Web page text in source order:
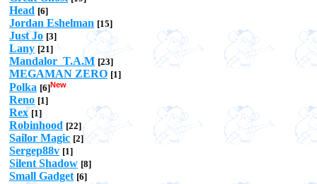
Head [6]
Jordan Eshelman [15]
Just Jo [3]
Lany [21]
Mandalor_T.A.M [23]
MEGAMAN ZERO [1]
Polka [6]New
Reno [1]
Rex [1]
Robinhood [22]
Sailor Magic [2]
Sergep88v [1]
Silent Shadow [8]
Small Gadget [6]